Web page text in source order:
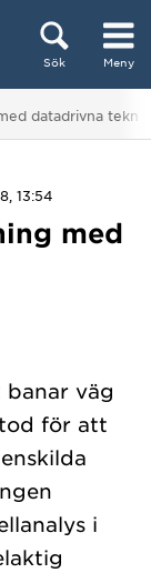
Sök Meny
datadrivna
13:54
med
banar väg
för att
i